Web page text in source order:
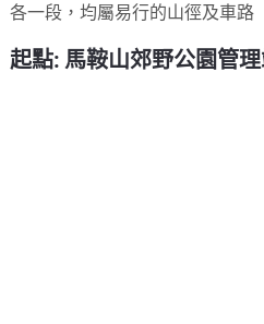
各一段，均屬易行的山徑及車路
起點: 馬鞍山郊野公園管理